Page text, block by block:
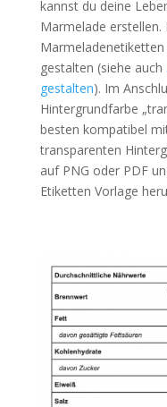
kannst du deine
Marmelade
gestalten (siehe auch
gestalten). Im
Hintergrundfarbe
besten kompatibel
transparenten
auf PNG oder PDF
Etiketten Vorlage